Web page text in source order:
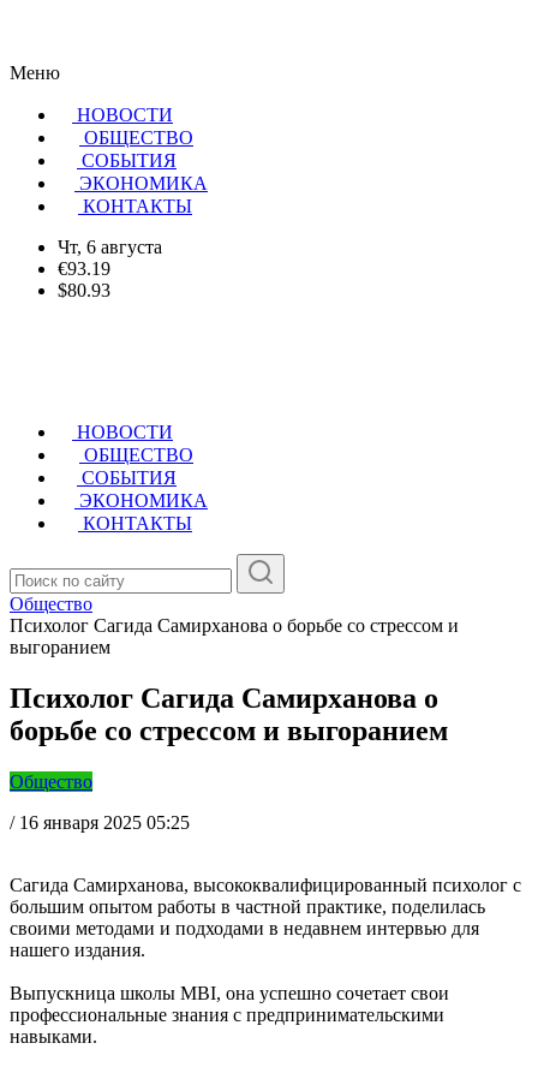
Меню
НОВОСТИ
ОБЩЕСТВО
CОБЫТИЯ
ЭКОНОМИКА
КОНТАКТЫ
Чт, 6 августа
€93.19
$80.93
НОВОСТИ
ОБЩЕСТВО
СОБЫТИЯ
ЭКОНОМИКА
КОНТАКТЫ
Общество
Психолог Сагида Самирханова о борьбе со стрессом и
выгоранием
Психолог Сагида Самирханова о
борьбе со стрессом и выгоранием
Общество
/ 16 января 2025 05:25
Сагида Самирханова, высококвалифицированный психолог с
большим опытом работы в частной практике, поделилась
своими методами и подходами в недавнем интервью для
нашего издания.
Выпускница школы MBI, она успешно сочетает свои
профессиональные знания с предпринимательскими
навыками.